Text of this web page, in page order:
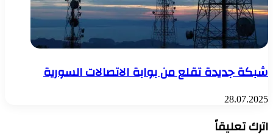
شبكة جديدة تقلع من بوابة الاتصالات السورية
28.07.2025
اترك تعليقاً